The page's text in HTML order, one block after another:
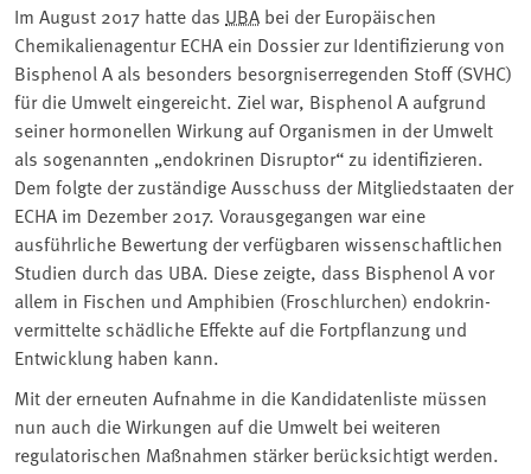
Im August 2017 hatte das UBA bei der Europäischen
Chemikalienagentur ECHA ein Dossier zur Identifizierung von
Bisphenol A als besonders besorgniserregenden Stoff (SVHC)
für die Umwelt eingereicht. Ziel war, Bisphenol A aufgrund
seiner hormonellen Wirkung auf Organismen in der Umwelt
als sogenannten „endokrinen Disruptor“ zu identifizieren.
Dem folgte der zuständige Ausschuss der Mitgliedstaaten der
ECHA im Dezember 2017. Vorausgegangen war eine
ausführliche Bewertung der verfügbaren wissenschaftlichen
Studien durch das UBA. Diese zeigte, dass Bisphenol A vor
allem in Fischen und Amphibien (Froschlurchen) endokrin-
vermittelte schädliche Effekte auf die Fortpflanzung und
Entwicklung haben kann.
Mit der erneuten Aufnahme in die Kandidatenliste müssen
nun auch die Wirkungen auf die Umwelt bei weiteren
regulatorischen Maßnahmen stärker berücksichtigt werden.